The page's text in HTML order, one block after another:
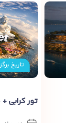
تاریخ
تور کرابی